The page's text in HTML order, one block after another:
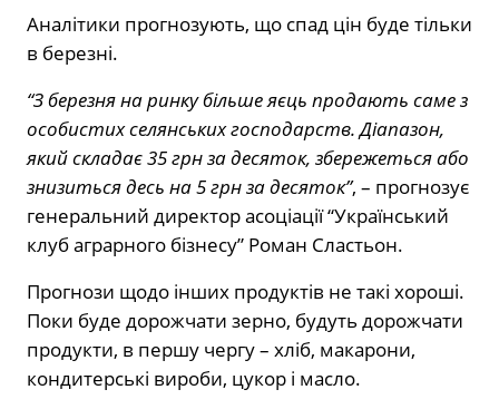
Аналітики прогнозують, що спад цін буде тільки
в березні.
“З березня на ринку більше яєць продають саме з
особистих селянських господарств. Діапазон,
який складає 35 грн за десяток, збережеться або
знизиться десь на 5 грн за десяток”, – прогнозує
генеральний директор асоціації “Український
клуб аграрного бізнесу” Роман Сластьон.
Прогнози щодо інших продуктів не такі хороші.
Поки буде дорожчати зерно, будуть дорожчати
продукти, в першу чергу – хліб, макарони,
кондитерські вироби, цукор і масло.